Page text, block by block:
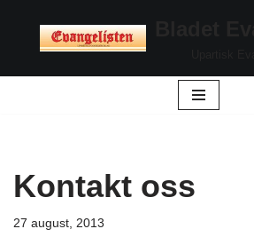
Hopp
Kontakt oss
27 august, 2013